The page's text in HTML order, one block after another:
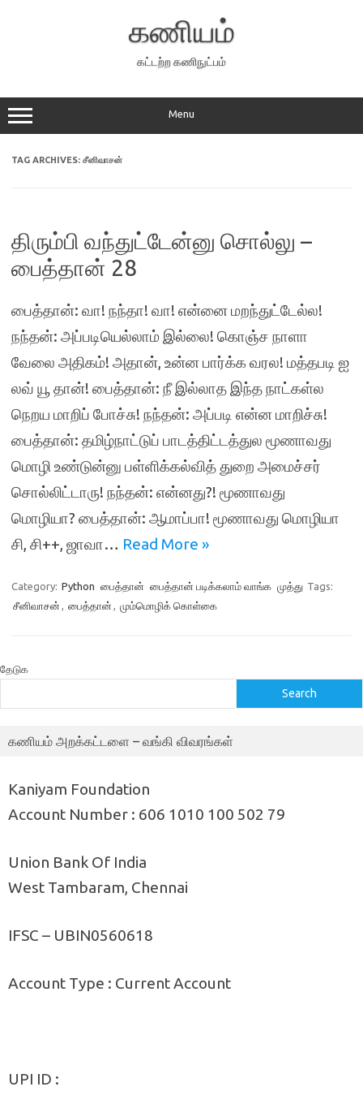
கணியம்
கட்டற்ற கணிநுட்பம்
Menu
TAG ARCHIVES: சீனிவாசன்
திரும்பி வந்துட்டேன்னு சொல்லு –
பைத்தான் 28
பைத்தான்: வா! நந்தா! வா! என்னை மறந்துட்டேல்ல!
நந்தன்: அப்படியெல்லாம் இல்லை! கொஞ்ச நாளா
வேலை அதிகம்! அதான், உன்ன பார்க்க வரல! மத்தபடி ஐ
லவ் யூ தான்! பைத்தான்: நீ இல்லாத இந்த நாட்கள்ல
நெறய மாறிப் போச்சு! நந்தன்: அப்படி என்ன மாறிச்சு!
பைத்தான்: தமிழ்நாட்டுப் பாடத்திட்டத்துல மூணாவது
மொழி உண்டுன்னு பள்ளிக்கல்வித் துறை அமைச்சர்
சொல்லிட்டாரு! நந்தன்: என்னது?! மூணாவது
மொழியா? பைத்தான்: ஆமாப்பா! மூணாவது மொழியா
சி, சி++, ஜாவா… Read More »
Category: Python பைத்தான் பைத்தான் படிக்கலாம் வாங்க முத்து Tags:
சீனிவாசன் , பைத்தான் , மும்மொழிக் கொள்கை
தேடுக
Search
கணியம் அறக்கட்டளை – வங்கி விவரங்கள்
Kaniyam Foundation
Account Number : 606 1010 100 502 79
Union Bank Of India
West Tambaram, Chennai
IFSC – UBIN0560618
Account Type : Current Account
UPI ID :